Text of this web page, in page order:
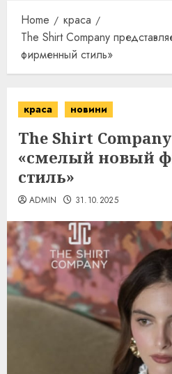
Home
краса
The Shirt Company
фирменный стиль»
краса новини
The Shirt
«смелый новый
стиль»
ADMIN 31.10.2025